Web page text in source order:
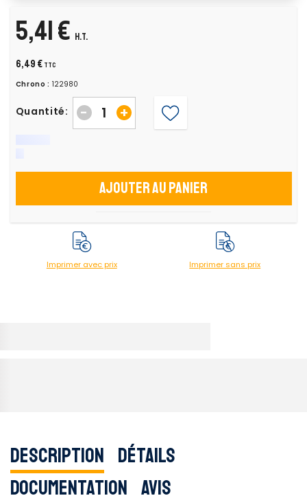
5,41 € H.T.
6,49 € TTC
Chrono : 122980
Quantité: +
-
Ajouter au panier
Imprimer avec prix Imprimer sans prix
Description Détails
Documentation Avis